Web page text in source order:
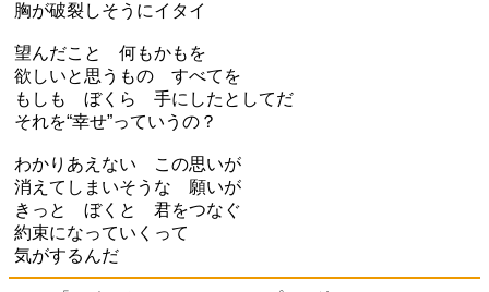
胸が破裂しそうにイタイ
望んだこと 何もかもを
欲しいと思うもの すべてを
もしも ぼくら 手にしたとしてだ
それを“幸せ”っていうの？
わかりあえない この思いが
消えてしまいそうな 願いが
きっと ぼくと 君をつなぐ
約束になっていくって
気がするんだ